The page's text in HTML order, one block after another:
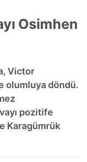
Osimhen
Victor
olumluya döndü.
pozitife
Karagümrük